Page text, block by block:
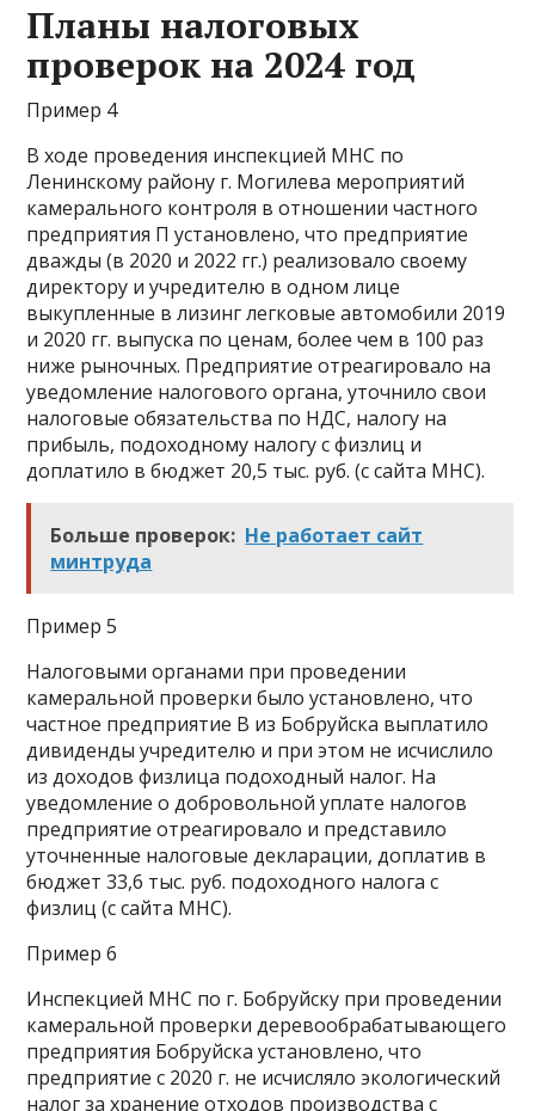
Планы налоговых
проверок на 2024 год
Пример 4
В ходе проведения инспекцией МНС по
Ленинскому району г. Могилева мероприятий
камерального контроля в отношении частного
предприятия П установлено, что предприятие
дважды (в 2020 и 2022 гг.) реализовало своему
директору и учредителю в одном лице
выкупленные в лизинг легковые автомобили 2019
и 2020 гг. выпуска по ценам, более чем в 100 раз
ниже рыночных. Предприятие отреагировало на
уведомление налогового органа, уточнило свои
налоговые обязательства по НДС, налогу на
прибыль, подоходному налогу с физлиц и
доплатило в бюджет 20,5 тыс. руб. (с сайта МНС).
Больше проверок: Не работает сайт
минтруда
Пример 5
Налоговыми органами при проведении
камеральной проверки было установлено, что
частное предприятие В из Бобруйска выплатило
дивиденды учредителю и при этом не исчислило
из доходов физлица подоходный налог. На
уведомление о добровольной уплате налогов
предприятие отреагировало и представило
уточненные налоговые декларации, доплатив в
бюджет 33,6 тыс. руб. подоходного налога с
физлиц (с сайта МНС).
Пример 6
Инспекцией МНС по г. Бобруйску при проведении
камеральной проверки деревообрабатывающего
предприятия Бобруйска установлено, что
предприятие с 2020 г. не исчисляло экологический
налог за хранение отходов производства с